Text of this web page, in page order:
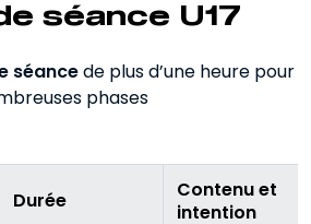
séance U17
séancede plus d’une heure pour
phases
Durée
Contenu et
intention